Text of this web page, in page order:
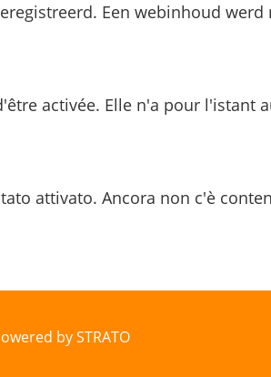
Een webinhoud werd
activée. Elle n'a pour l'istant
attivato. Ancora non c'è
by STRATO